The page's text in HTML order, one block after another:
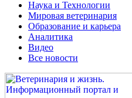
Наука и Технологии
Мировая ветеринария
Образование и карьера
Аналитика
Видео
Все новости